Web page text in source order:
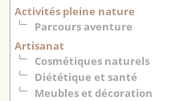
Activités pleine nature
Parcours aventure
Artisanat
Cosmétiques naturels
Diététique et santé
Meubles et décoration